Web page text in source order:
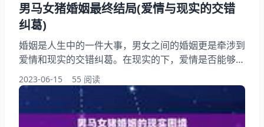
男马女猪婚姻最终结局(爱情与现实的交错
纠葛)
婚姻是人生中的一件大事，男女之间的婚姻更是牵涉到
爱情和现实的交错纠葛。在现实的下，爱情是否能够长
久维持？男马女猪这样的组合，又会有怎样的结局呢？
本文将从多个角度讨论男马女猪婚姻的最终结局，希望
能够为读者提供一些启示和。 一、男马女猪婚姻的现
实困境 男马女猪这样的组合，在现实生活中并不常
2023-06-15 55 阅读